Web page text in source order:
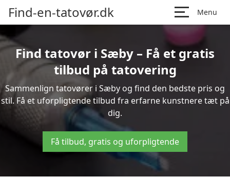
Find-en-tatovør.dk Menu
Find tatovør i Sæby – Få et gratis
tilbud på tatovering
Sammenlign tatovører i Sæby og find den bedste pris og
stil. Få et uforpligtende tilbud fra erfarne kunstnere tæt på
dig.
Få tilbud, gratis og uforpligtende